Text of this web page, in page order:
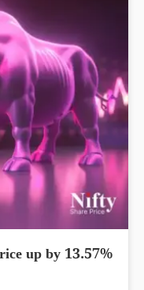
up by 13.57%